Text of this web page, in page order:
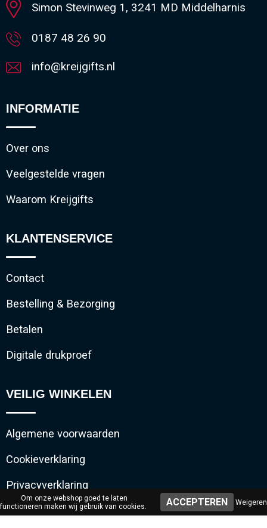
Simon Stevinweg 1, 3241 MD Middelharnis
0187 48 26 90
info@kreijgifts.nl
INFORMATIE
Over ons
Veelgestelde vragen
Waarom Kreijgifts
KLANTENSERVICE
Contact
Bestelling & Bezorging
Betalen
Digitale drukproef
VEILIG WINKELEN
Algemene voorwaarden
Cookieverklaring
Privacyverklaring
Disclaimer
Om onze webshop goed te laten
functioneren maken wij gebruik van cookies.
Weigeren